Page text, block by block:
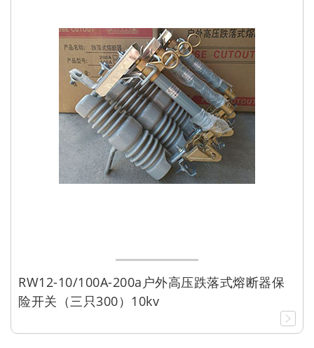
RW12-10/100A-200a户外高压跌落式熔断器保
险开关（三只300）10kv